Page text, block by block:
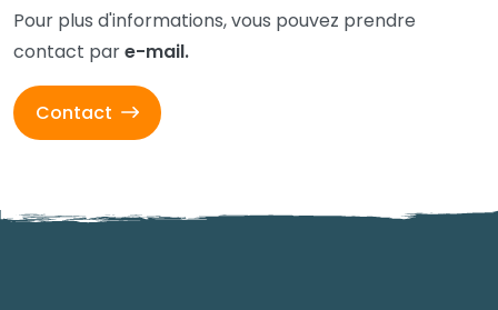
Pour plus d'informations, vous pouvez prendre
contact pare-mail.
Contact